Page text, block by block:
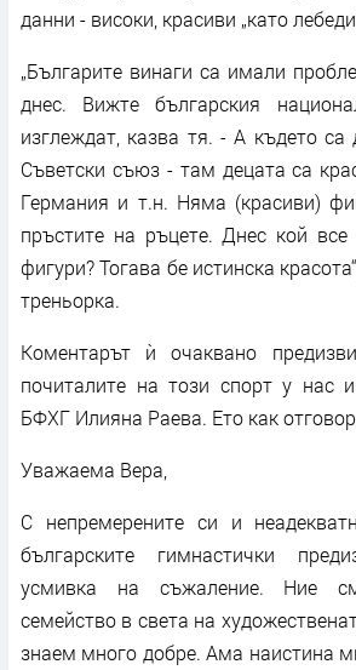
данни - високи, красиви „като
„Българите винаги са имали
днес. Вижте българския
изглеждат, казва тя. - А където
Съветски съюз - там децата са
Германия и т.н. Няма (красиви)
пръстите на ръцете. Днес кой
фигури? Тогава бе истинска
треньорка.
Коментарът ѝ очаквано
почиталите на този спорт у нас
БФХГ Илияна Раева. Ето как
Уважаема Вера,
С непремерените си и
българските гимнастички
усмивка на съжаление. Ние
семейство в света на
знаем много добре. Ама наистина